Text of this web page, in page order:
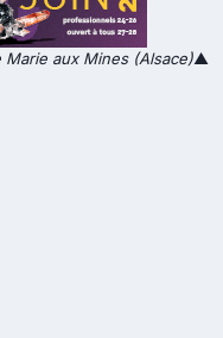
aux Mines (Alsace)▲